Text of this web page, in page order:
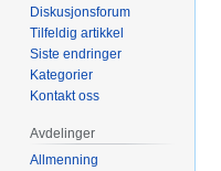
Diskusjonsforum
Tilfeldig artikkel
Siste endringer
Kategorier
Kontakt oss
Avdelinger
Allmenning